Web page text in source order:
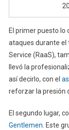
El primer puesto lo
ataques durante el
Service (RaaS),
llevó la
así decirlo, con el
reforzar la presión
El segundo lugar,
Gentlemen . Este